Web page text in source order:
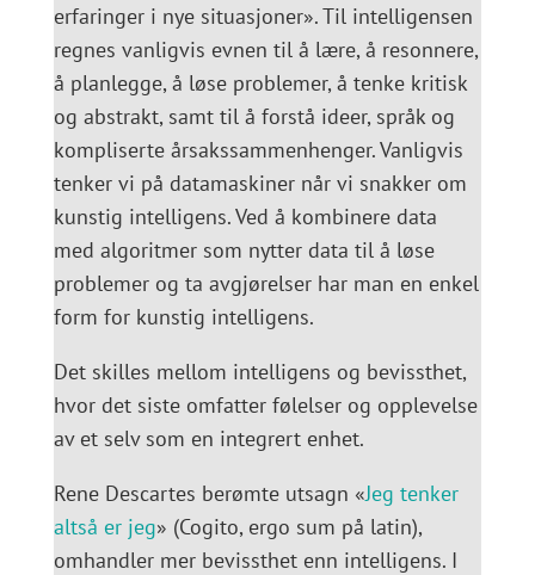
erfaringer i nye situasjoner». Til intelligensen
regnes vanligvis evnen til å lære, å resonnere,
å planlegge, å løse problemer, å tenke kritisk
og abstrakt, samt til å forstå ideer, språk og
kompliserte årsakssammenhenger. Vanligvis
tenker vi på datamaskiner når vi snakker om
kunstig intelligens. Ved å kombinere data
med algoritmer som nytter data til å løse
problemer og ta avgjørelser har man en enkel
form for kunstig intelligens.
Det skilles mellom intelligens og bevissthet,
hvor det siste omfatter følelser og opplevelse
av et selv som en integrert enhet.
Rene Descartes berømte utsagn «Jeg tenker
altså er jeg» (Cogito, ergo sum på latin),
omhandler mer bevissthet enn intelligens. I